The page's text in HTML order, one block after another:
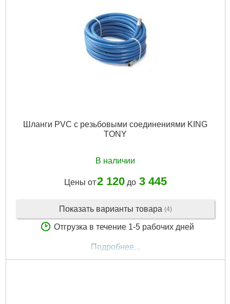
Шланги PVC с резьбовыми соединениями KING
TONY
В наличии
Цены от2 120до 3 445
Показать варианты товара (4)
Отгрузка в течение 1-5 рабочих дней
Подробнее...